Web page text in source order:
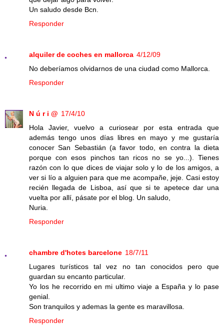
Un saludo desde Bcn.
Responder
alquiler de coches en mallorca 4/12/09
No deberíamos olvidarnos de una ciudad como Mallorca.
Responder
N ú r i @ 17/4/10
Hola Javier, vuelvo a curiosear por esta entrada que
además tengo unos días libres en mayo y me gustaría
conocer San Sebastián (a favor todo, en contra la dieta
porque con esos pinchos tan ricos no se yo...). Tienes
razón con lo que dices de viajar solo y lo de los amigos, a
ver si lío a alguien para que me acompañe, jeje. Casi estoy
recién llegada de Lisboa, así que si te apetece dar una
vuelta por allí, pásate por el blog. Un saludo,
Nuria.
Responder
chambre d'hotes barcelone 18/7/11
Lugares turísticos tal vez no tan conocidos pero que
guardan su encanto particular.
Yo los he recorrido en mi ultimo viaje a España y lo pase
genial.
Son tranquilos y ademas la gente es maravillosa.
Responder